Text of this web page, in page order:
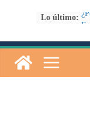
Lo último: